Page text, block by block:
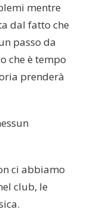
mentre
dal fatto che
passo da
che è tempo
prenderà
ci abbiamo
club, le